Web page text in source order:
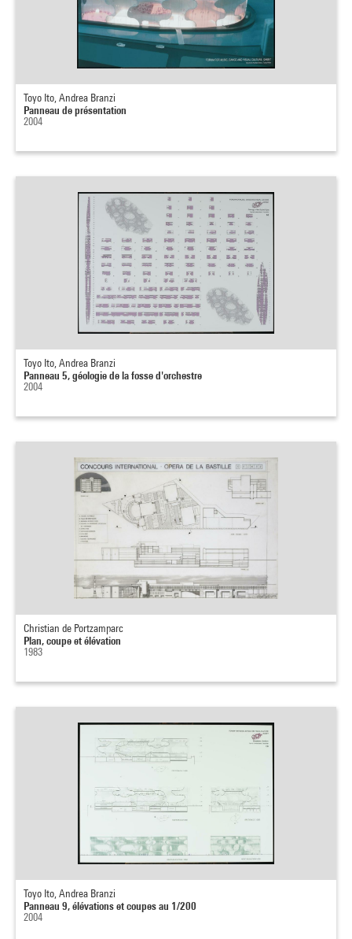
Toyo Ito, Andrea Branzi
Panneau de présentation
2004
Toyo Ito, Andrea Branzi
Panneau 5, géologie de la fosse d'orchestre
2004
Christian de Portzamparc
Plan, coupe et élévation
1983
Toyo Ito, Andrea Branzi
Panneau 9, élévations et coupes au 1/200
2004